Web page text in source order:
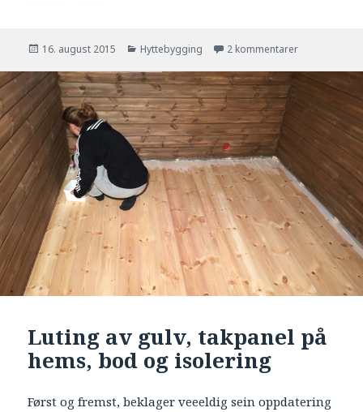
Publisert
16. august 2015 Kategorier
Hyttebygging 2 kommentarer
Luting av gulv, takpanel på
hems, bod og isolering
Først og fremst, beklager veeeldig sein oppdatering